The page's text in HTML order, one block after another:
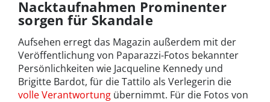
Nacktaufnahmen Prominenter
sorgen für Skandale
Aufsehen erregt das Magazin außerdem mit der
Veröffentlichung von Paparazzi-Fotos bekannter
Persönlichkeiten wie Jacqueline Kennedy und
Brigitte Bardot, für die Tattilo als Verlegerin die
volle Verantwortung übernimmt. Für die Fotos von